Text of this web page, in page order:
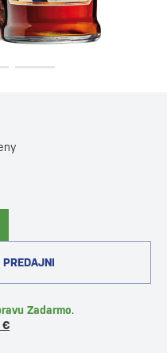
PREDAJNI
Zadarmo.
€